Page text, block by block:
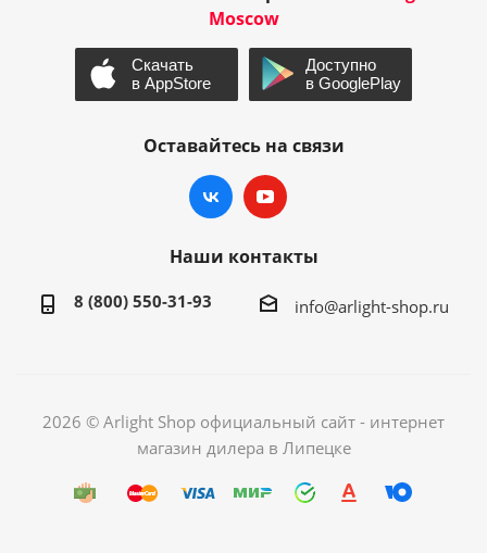
Moscow
Оставайтесь на связи
Наши контакты
8 (800) 550-31-93 info@arlight-shop.ru
2026 © Arlight Shop официальный сайт - интернет
магазин дилера в Липецке